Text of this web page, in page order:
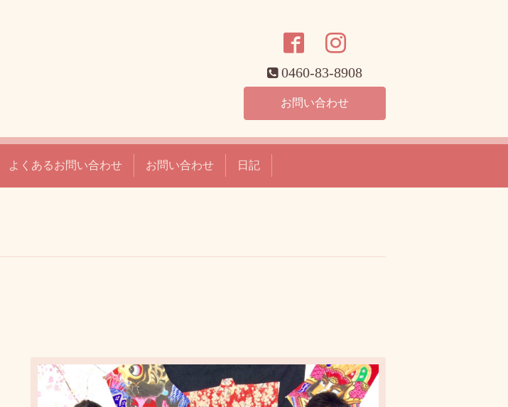
0460-83-8908
お問い合わせ
よくあるお問い合わせ お問い合わせ 日記